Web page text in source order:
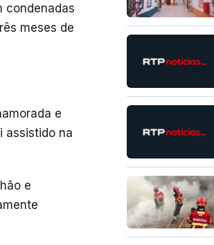
condenadas
meses de
e
assistido na
e